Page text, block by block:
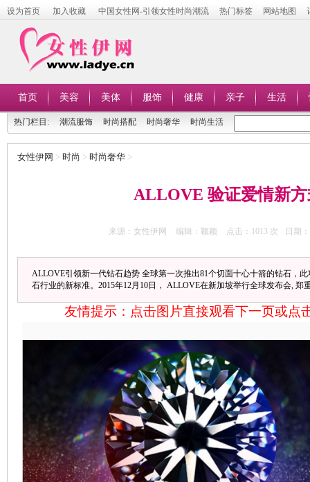
设为首页 加入收藏 中国女性网-引领女性时尚潮流 热门标签 网站地图
首页 美容 美体 服饰 健康 亲子 生活
热门栏目: 潮流服饰 时尚搭配 时尚奢华 时尚生活
女性伊网 > 时尚 > 时尚奢华 >
ALLOVE 验证爱情新方
来源：女性伊网 编辑：颖颖 点击： 1013 次 日期
ALLOVE引领新一代钻石趋势 全球第一次推出81个切面十心十箭的钻石，
石行业的新标准。2015年12月10日， ALLOVE在新加坡举行全球发布会, 郑
友情提示：点击图片直接观看下一页或点